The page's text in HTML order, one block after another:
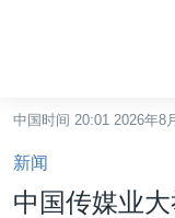
碍
链
接
中国时间 20:01 2026年8
新闻
中国传媒业